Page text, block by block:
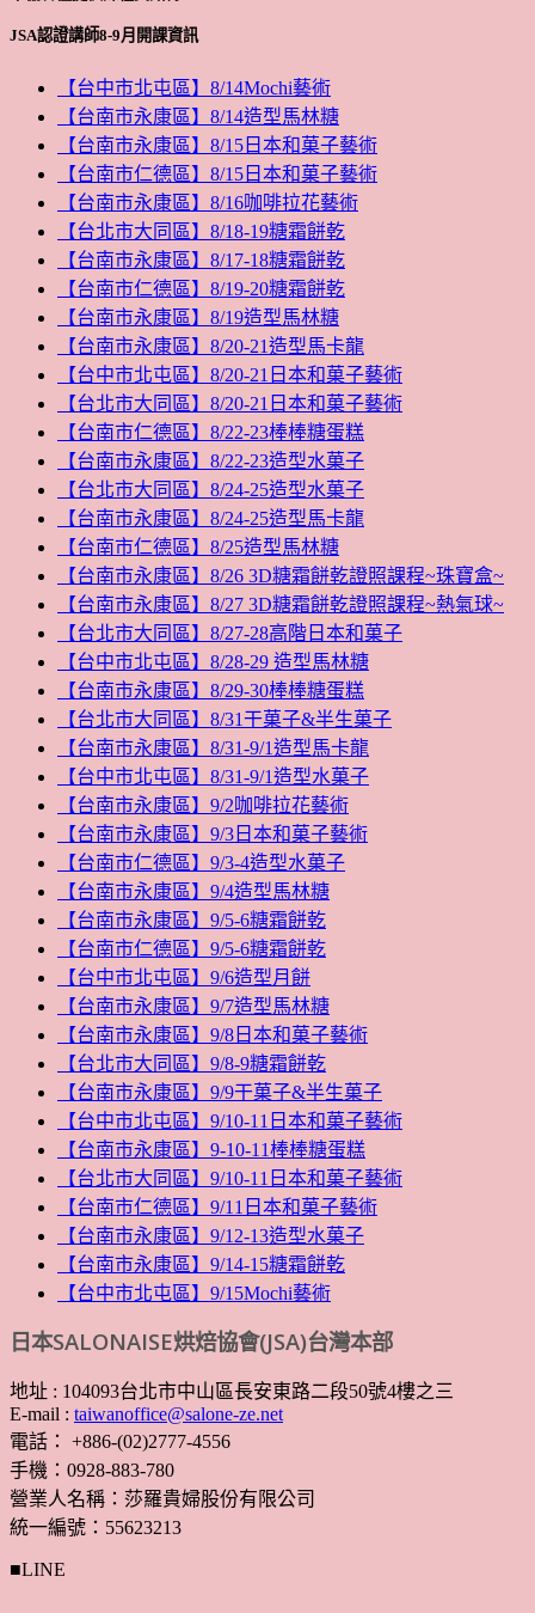
JSA認證講師8-9月開課資訊
【台中市北屯區】8/14Mochi藝術
【台南市永康區】8/14造型馬林糖
【台南市永康區】8/15日本和菓子藝術
【台南市仁德區】8/15日本和菓子藝術
【台南市永康區】8/16咖啡拉花藝術
【台北市大同區】8/18-19糖霜餅乾
【台南市永康區】8/17-18糖霜餅乾
【台南市仁德區】8/19-20糖霜餅乾
【台南市永康區】8/19造型馬林糖
【台南市永康區】8/20-21造型馬卡龍
【台中市北屯區】8/20-21日本和菓子藝術
【台北市大同區】8/20-21日本和菓子藝術
【台南市仁德區】8/22-23棒棒糖蛋糕
【台南市永康區】8/22-23造型水菓子
【台北市大同區】8/24-25造型水菓子
【台南市永康區】8/24-25造型馬卡龍
【台南市仁德區】8/25造型馬林糖
【台南市永康區】8/26 3D糖霜餅乾證照課程~珠寶盒~
【台南市永康區】8/27 3D糖霜餅乾證照課程~熱氣球~
【台北市大同區】8/27-28高階日本和菓子
【台中市北屯區】8/28-29 造型馬林糖
【台南市永康區】8/29-30棒棒糖蛋糕
【台北市大同區】8/31干菓子&半生菓子
【台南市永康區】8/31-9/1造型馬卡龍
【台中市北屯區】8/31-9/1造型水菓子
【台南市永康區】9/2咖啡拉花藝術
【台南市永康區】9/3日本和菓子藝術
【台南市仁德區】9/3-4造型水菓子
【台南市永康區】9/4造型馬林糖
【台南市永康區】9/5-6糖霜餅乾
【台南市仁德區】9/5-6糖霜餅乾
【台中市北屯區】9/6造型月餅
【台南市永康區】9/7造型馬林糖
【台南市永康區】9/8日本和菓子藝術
【台北市大同區】9/8-9糖霜餅乾
【台南市永康區】9/9干菓子&半生菓子
【台中市北屯區】9/10-11日本和菓子藝術
【台南市永康區】9-10-11棒棒糖蛋糕
【台北市大同區】9/10-11日本和菓子藝術
【台南市仁德區】9/11日本和菓子藝術
【台南市永康區】9/12-13造型水菓子
【台南市永康區】9/14-15糖霜餅乾
【台中市北屯區】9/15Mochi藝術
日本SALONAISE烘焙協會(JSA)台灣本部
地址 : 104093台北市中山區長安東路二段50號4樓之三
E-mail : taiwanoffice@salone-ze.net
電話： +886-(02)2777-4556
手機：0928-883-780
營業人名稱：莎羅貴婦股份有限公司
統一編號：55623213
■LINE